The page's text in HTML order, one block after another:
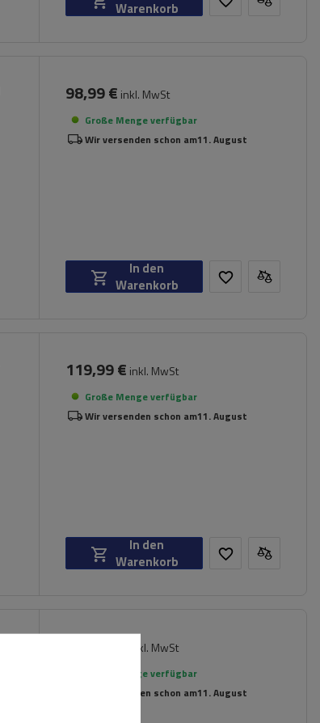
Warenkorb
98,99 € inkl. MwSt
Große Menge verfügbar
Wir versenden schon am11. August
In den
Warenkorb
119,99 € inkl. MwSt
Große Menge verfügbar
Wir versenden schon am11. August
In den
Warenkorb
inkl. MwSt
Große Menge verfügbar
Wir versenden schon am11. August